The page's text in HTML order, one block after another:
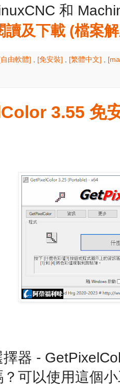
和
讀及下載 (檔案
由軟體] , [免安裝] , [繁體中文] ,
3.55 免
器 -
可以使用這個